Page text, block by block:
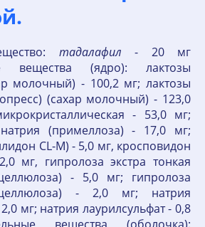
тадалафил - 20 мг
вещества (ядро): лактозы
молочный) - 100,2 мг; лактозы
(сахар молочный) - 123,0
- 53,0 мг;
натрия (примеллоза) - 17,0 мг;
CL-M) - 5,0 мг, кросповидон
мг, гипролоза экстра тонкая
- 5,0 мг; гипролоза
- 2,0 мг; натрия
мг; натрия лаурилсульфат - 0,8